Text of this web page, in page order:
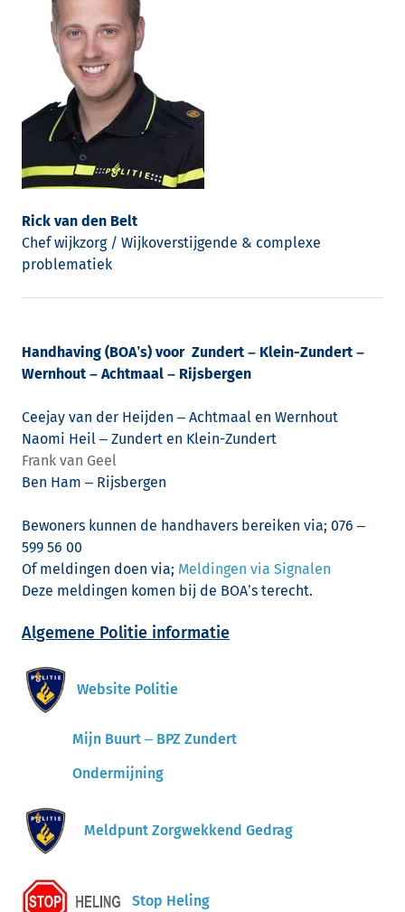
Rick van den Belt
Chef wijkzorg / Wijkoverstijgende & complexe
problematiek
Handhaving (BOA’s) voor Zundert – Klein-Zundert –
Wernhout – Achtmaal – Rijsbergen
Ceejay van der Heijden – Achtmaal en Wernhout
Naomi Heil – Zundert en Klein-Zundert
Frank van Geel
Ben Ham – Rijsbergen
Bewoners kunnen de handhavers bereiken via; 076 –
599 56 00
Of meldingen doen via; Meldingen via Signalen
Deze meldingen komen bij de BOA’s terecht.
Algemene Politie informatie
Website Politie
Mijn Buurt – BPZ Zundert
Ondermijning
Meldpunt Zorgwekkend Gedrag
Stop Heling